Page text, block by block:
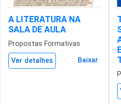
A LITERATURA NA
SALA DE AULA
Propostas Formativas
Ver detalhes Baixar